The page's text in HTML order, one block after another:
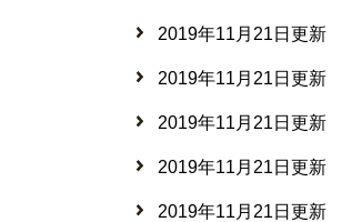
2019年11月21日更新
2019年11月21日更新
2019年11月21日更新
2019年11月21日更新
2019年11月21日更新